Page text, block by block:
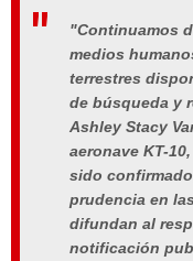
"Continuamos
medios
terrestres
de búsqueda y
Ashley Stacy
aeronave KT-
sido
prudencia en
difundan al
notificación